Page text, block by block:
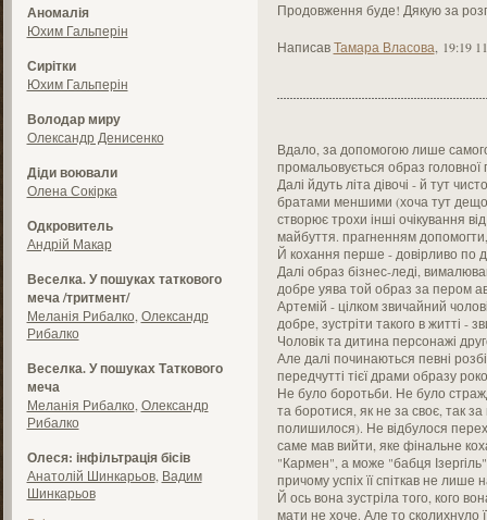
Аномалія
Юхим Гальперін
Сирітки
Юхим Гальперін
Володар миру
Олександр Денисенко
Діди воювали
Олена Сокірка
Одкровитель
Андрій Макар
Веселка. У пошуках таткового
меча /тритмент/
Меланія Рибалко Олександр
Рибалко
Веселка. У пошуках Таткового
меча
Меланія Рибалко Олександр
Рибалко
Олеся: інфільтрація бісів
Анатолій Шинкарьов, Вадим
Шинкарьов
Продовження буде! Дякую за
НаписавТамара Власова 19:19
Вдало, за допомогою лише
промальовується образ головної
Далі йдуть літа дівочі - й тут
братами меншими (хоча тут дещо
створює трохи інші очікування
майбуття. прагненням
Й кохання перше - довірливо по
Далі образ бізнес-леді,
добре уява той образ за пером
Артемій - цілком звичайний
добре, зустріти такого в житті -
Чоловік та дитина персонажі
Але далі починаються певні
передчутті тієї драми образу
Не було боротьби. Не було
та боротися, як не за своє, так
полишилося). Не відбулося
саме мав вийти, яке фінальне
"Кармен", а може "бабця
причому успіх її спіткав не лише
Й ось вона зустріла того, кого
мати не хоче. Але то сколихнуло